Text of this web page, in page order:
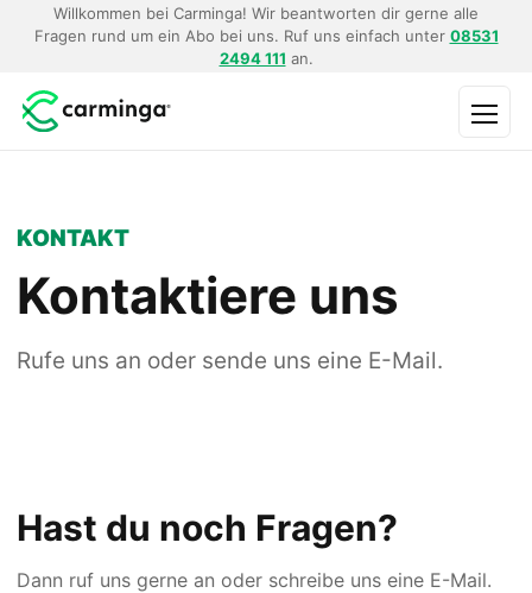
Willkommen bei Carminga! Wir beantworten dir gerne alle
Fragen rund um ein Abo bei uns. Ruf uns einfach unter 08531
2494 111 an.
KONTAKT
Kontaktiere uns
Rufe uns an oder sende uns eine E-Mail.
Hast du noch Fragen?
Dann ruf uns gerne an oder schreibe uns eine E-Mail.